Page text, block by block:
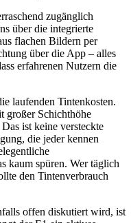
zugänglich
über die integrierte
flachen Bildern per
über die App – alles
erfahrenen Nutzern die
laufenden Tintenkosten.
großer Schichthöhe
ist keine versteckte
die jeder kennen
kaum spüren. Wer täglich
den Tintenverbrauch
offen diskutiert wird, ist